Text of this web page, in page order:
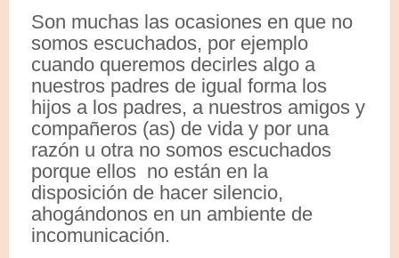
Son muchas las ocasiones en que no
somos escuchados, por ejemplo
cuando queremos decirles algo a
nuestros padres de igual forma los
hijos a los padres, a nuestros amigos y
compañeros (as) de vida y por una
razón u otra no somos escuchados
porque ellos no están en la
disposición de hacer silencio,
ahogándonos en un ambiente de
incomunicación.